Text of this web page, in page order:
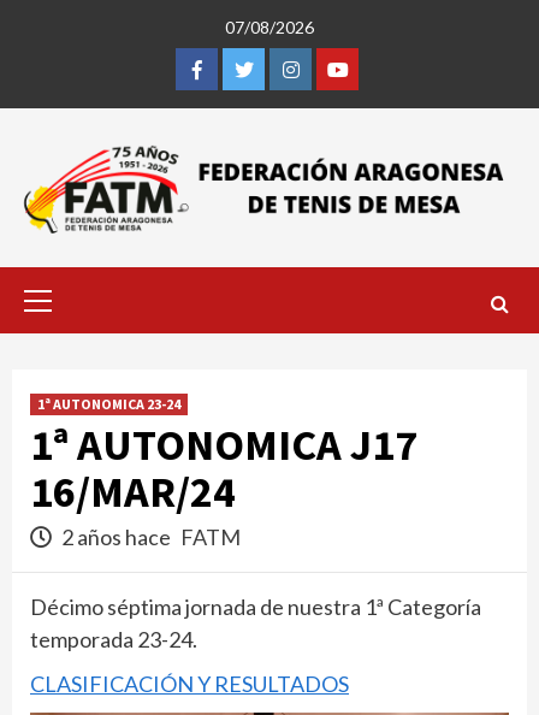
07/08/2026
Facebook
TwitterInstagramYoutube
Menú
1ª AUTONOMICA 23-24
1ª AUTONOMICA J17
16/MAR/24
2 años hace FATM
Décimo séptima jornada de nuestra 1ª Categoría
temporada 23-24.
CLASIFICACIÓN Y RESULTADOS